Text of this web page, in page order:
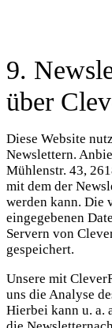
9.
über
Diese Website
Newslettern.
Mühlenstr. 43,
mit dem der
werden kann. Die
eingegebenen
Servern von
gespeichert.
Unsere mit
uns die Analyse
Hierbei kann u. a.